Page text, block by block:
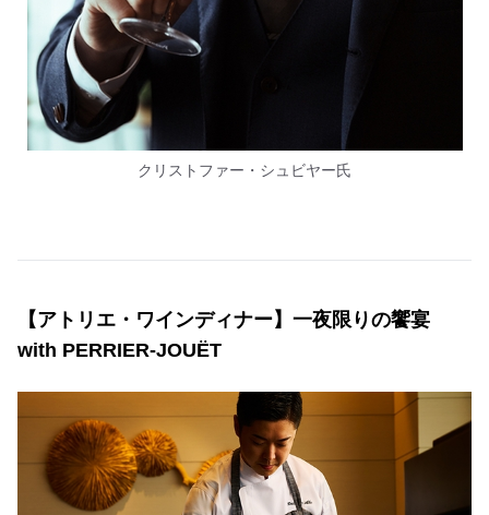
クリストファー・シュビヤー氏
【アトリエ・ワインディナー】一夜限りの饗宴
with PERRIER-JOUËT